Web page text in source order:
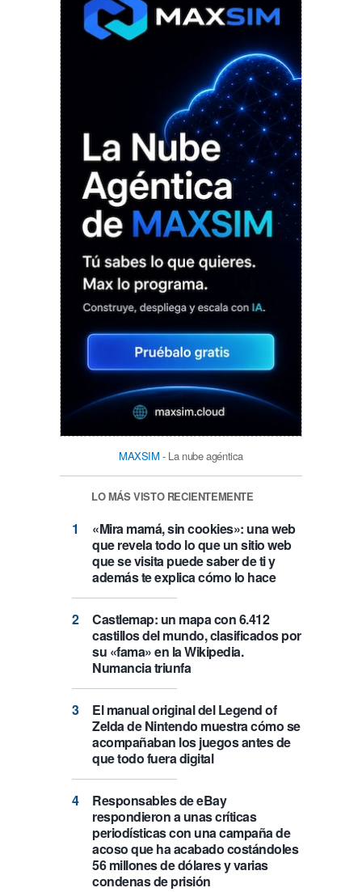
MAXSIM - La nube agéntica
LO MÁS VISTO RECIENTEMENTE
«Mira mamá, sin cookies»: una web
que revela todo lo que un sitio web
que se visita puede saber de ti y
además te explica cómo lo hace
Castlemap: un mapa con 6.412
castillos del mundo, clasificados por
su «fama» en la Wikipedia.
Numancia triunfa
El manual original del Legend of
Zelda de Nintendo muestra cómo se
acompañaban los juegos antes de
que todo fuera digital
Responsables de eBay
respondieron a unas críticas
periodísticas con una campaña de
acoso que ha acabado costándoles
56 millones de dólares y varias
condenas de prisión